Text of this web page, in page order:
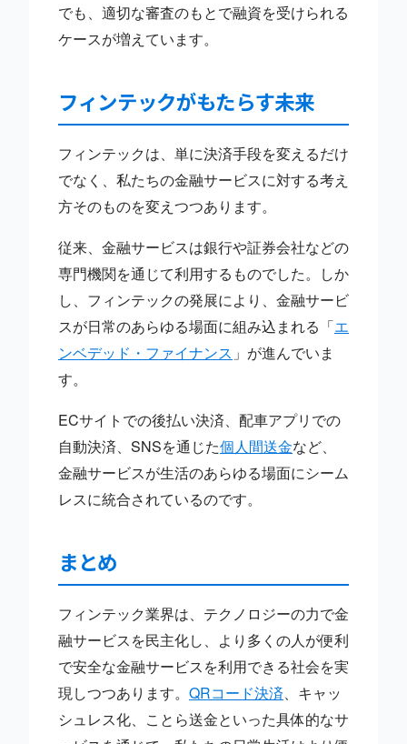
でも、適切な審査のもとで融資を受けられる
ケースが増えています。
フィンテックがもたらす未来
フィンテックは、単に決済手段を変えるだけ
でなく、私たちの金融サービスに対する考え
方そのものを変えつつあります。
従来、金融サービスは銀行や証券会社などの
専門機関を通じて利用するものでした。しか
し、フィンテックの発展により、金融サービ
スが日常のあらゆる場面に組み込まれる「エ
ンベデッド・ファイナンス 」が進んでいま
す。
ECサイトでの後払い決済、配車アプリでの
自動決済、SNSを通じた個人間送金など、
金融サービスが生活のあらゆる場面にシーム
レスに統合されているのです。
まとめ
フィンテック業界は、テクノロジーの力で金
融サービスを民主化し、より多くの人が便利
で安全な金融サービスを利用できる社会を実
現しつつあります。 QRコード決済、キャッ
シュレス化、ことら送金といった具体的なサ